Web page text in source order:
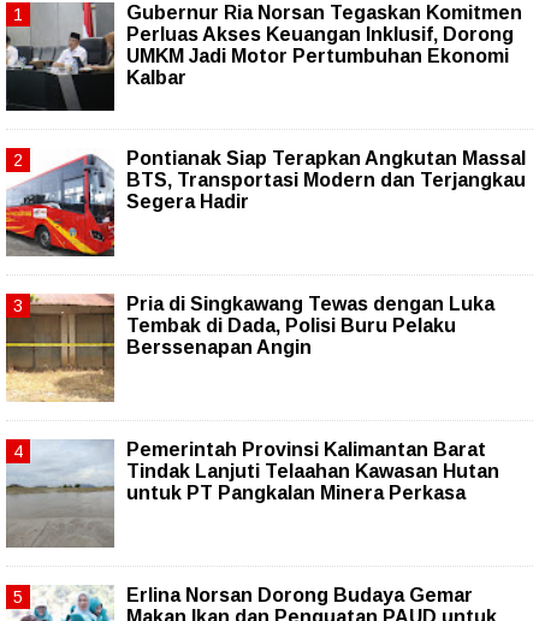
Gubernur Ria Norsan Tegaskan Komitmen
Perluas Akses Keuangan Inklusif, Dorong
UMKM Jadi Motor Pertumbuhan Ekonomi
Kalbar
Pontianak Siap Terapkan Angkutan Massal
BTS, Transportasi Modern dan Terjangkau
Segera Hadir
Pria di Singkawang Tewas dengan Luka
Tembak di Dada, Polisi Buru Pelaku
Berssenapan Angin
Pemerintah Provinsi Kalimantan Barat
Tindak Lanjuti Telaahan Kawasan Hutan
untuk PT Pangkalan Minera Perkasa
Erlina Norsan Dorong Budaya Gemar
Makan Ikan dan Penguatan PAUD untuk